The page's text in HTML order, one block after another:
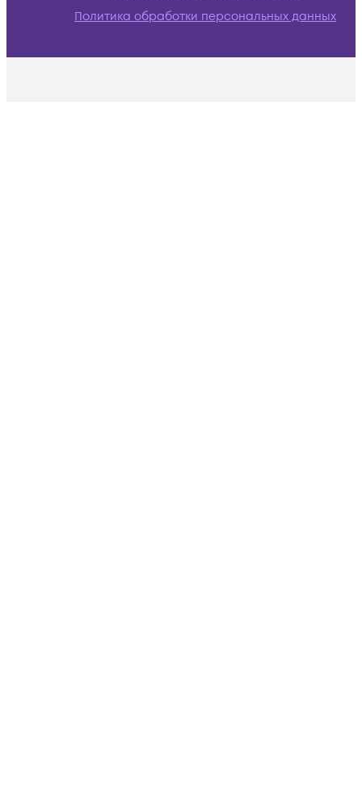
Политика обработки персональных данных